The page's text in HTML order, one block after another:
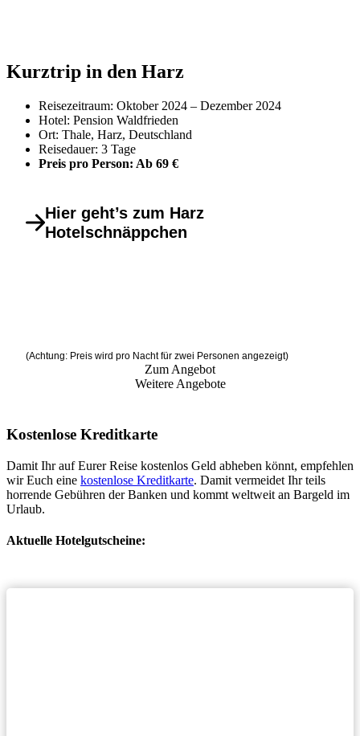
Kurztrip in den Harz
Reisezeitraum: Oktober 2024 – Dezember 2024
Hotel: Pension Waldfrieden
Ort: Thale, Harz, Deutschland
Reisedauer: 3 Tage
Preis pro Person: Ab 69 €
Hier geht’s zum Harz
Hotelschnäppchen
(Achtung: Preis wird pro Nacht für zwei Personen angezeigt)
Zum Angebot
Weitere Angebote
Kostenlose Kreditkarte
Damit Ihr auf Eurer Reise kostenlos Geld abheben könnt, empfehlen
wir Euch eine kostenlose Kreditkarte. Damit vermeidet Ihr teils
horrende Gebühren der Banken und kommt weltweit an Bargeld im
Urlaub.
Aktuelle Hotelgutscheine: